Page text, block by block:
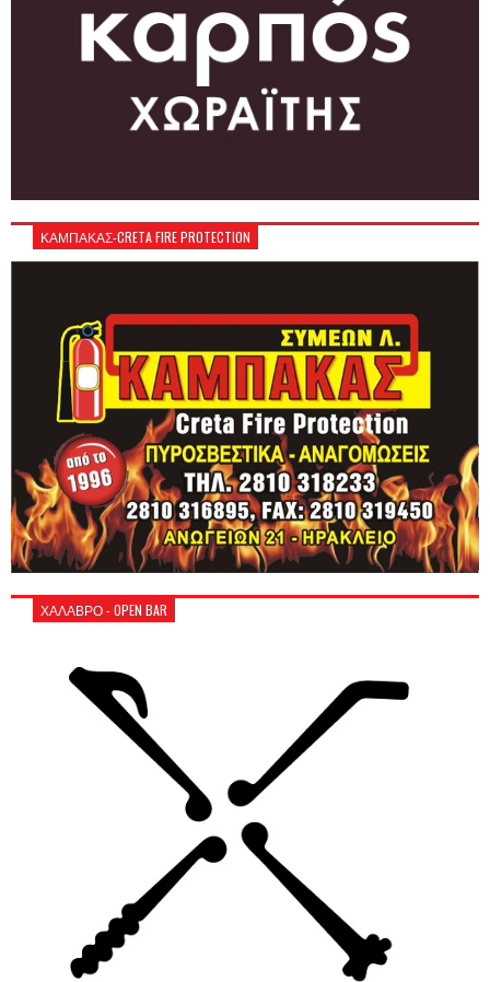
ΚΑΜΠΑΚΑΣ-CRETA FIRE PROTECTION
ΧΑΛΑΒΡΟ - OPEN BAR